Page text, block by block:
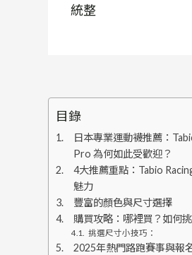
統整
目錄
日本專業運動襪推薦：
Pro 為何如此受歡迎？
4大推薦重點：Tabio
魅力
豐富的顏色與尺寸選擇
購買攻略：哪裡買？如何
挑選尺寸小技巧：
2025年熱門路跑賽事與報